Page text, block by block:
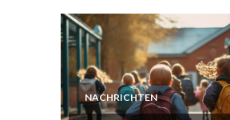
NACHRICHTEN